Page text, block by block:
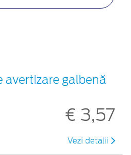
avertizare galbenă
€ 3,57
Vezi detalii